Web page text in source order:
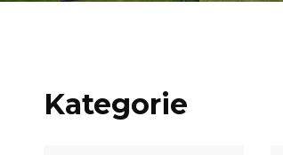
Kategorie